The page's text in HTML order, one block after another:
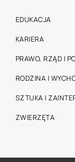
EDUKACJA
KARIERA
PRAWO, RZĄD I
RODZINA I
SZTUKA I
ZWIERZĘTA